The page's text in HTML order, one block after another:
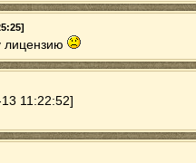
лицензию
11:22:52]